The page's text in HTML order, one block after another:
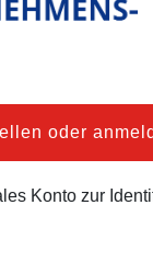
oder
Konto zur